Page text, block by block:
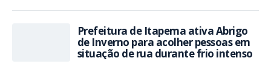
Prefeitura de Itapema ativa Abrigo
de Inverno para acolher pessoas em
situação de rua durante frio intenso